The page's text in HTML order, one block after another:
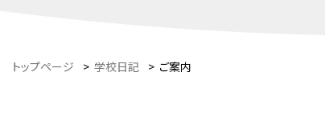
トップページ > 学校日記 > ご案内